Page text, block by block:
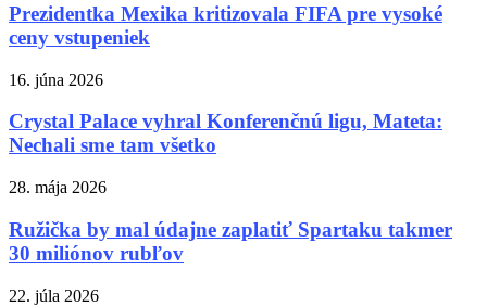
Prezidentka Mexika kritizovala FIFA pre vysoké
ceny vstupeniek
16. júna 2026
Crystal Palace vyhral Konferenčnú ligu, Mateta:
Nechali sme tam všetko
28. mája 2026
Ružička by mal údajne zaplatiť Spartaku takmer
30 miliónov rubľov
22. júla 2026